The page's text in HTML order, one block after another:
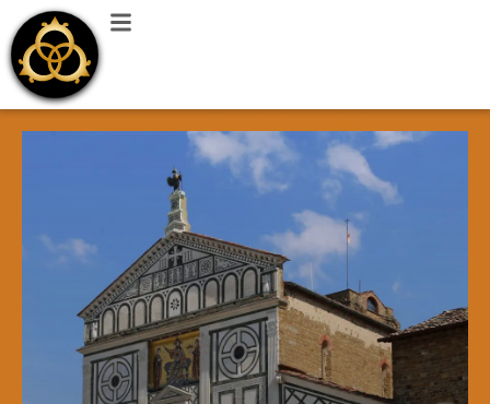
Florence Private Guide